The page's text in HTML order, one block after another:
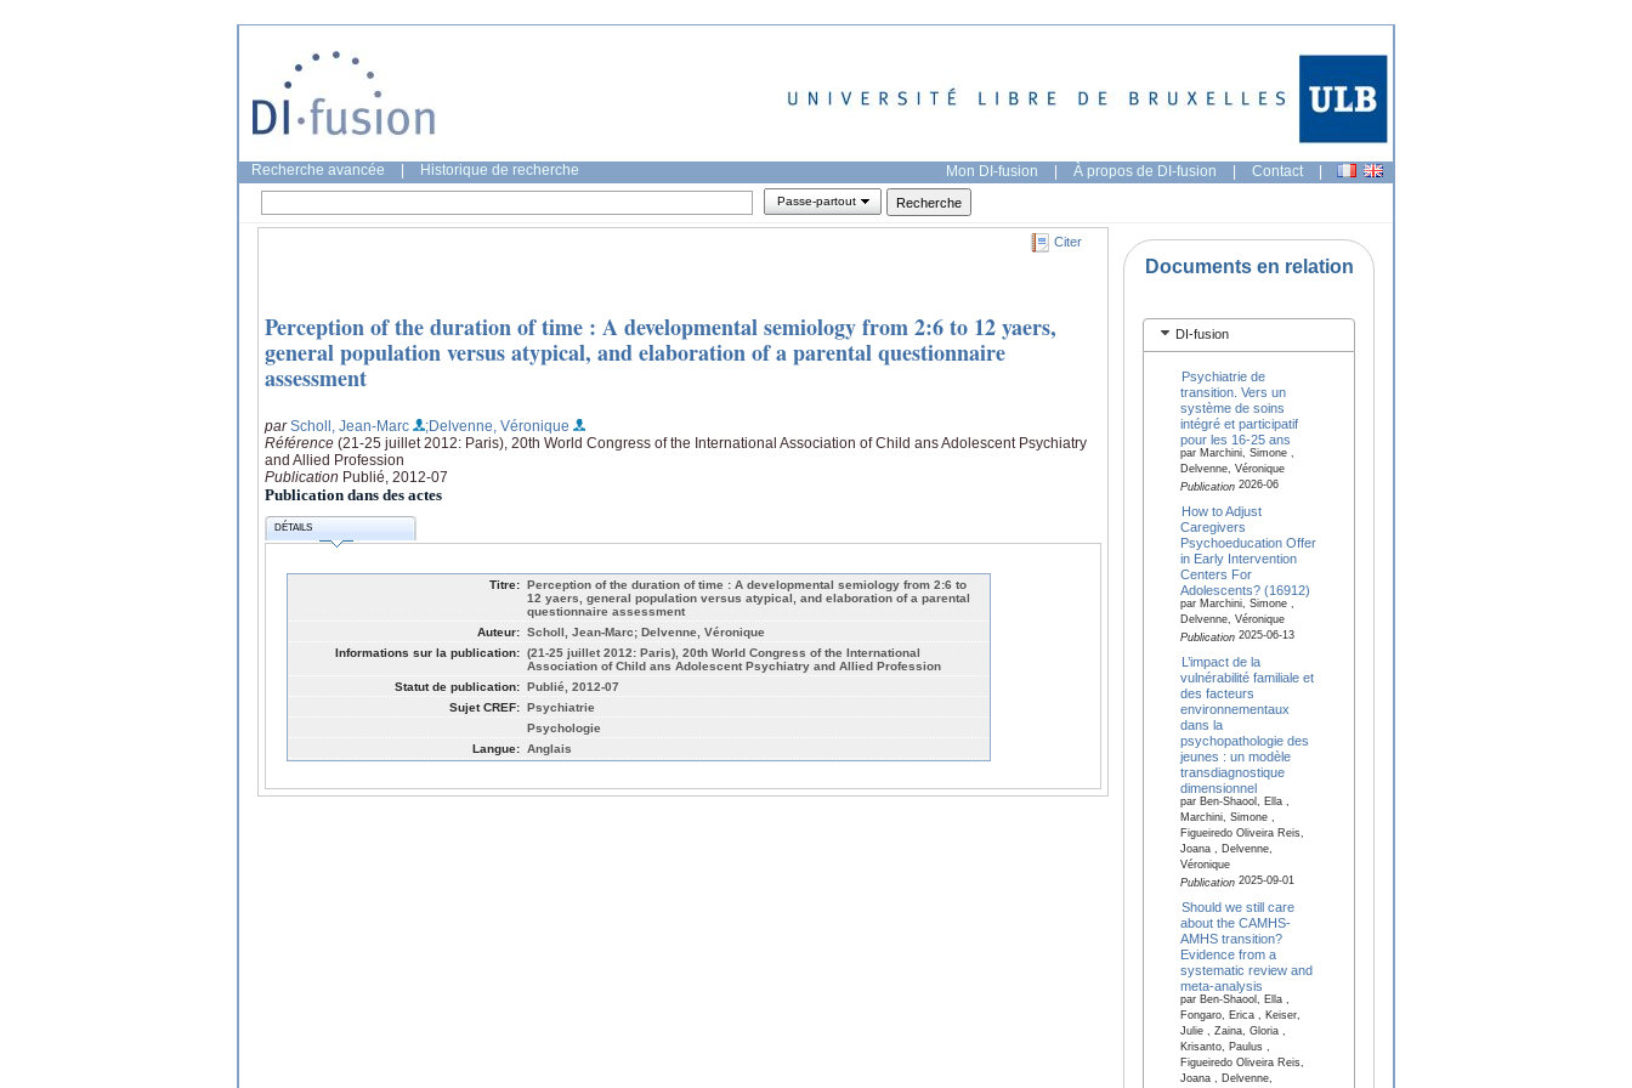
Recherche avancée Historique de recherche Mon DI-fusion | À propos de DI-fusion | Contact |
Passe-partout
Citer
Perception of the duration of time : A developmental semiology from 2:6 to 12 yaers,
general population versus atypical, and elaboration of a parental questionnaire
assessment
parScholl, Jean-Marc
;Delvenne, Véronique
Référence (21-25 juillet 2012: Paris), 20th World Congress of the International Association of Child ans Adolescent Psychiatry
and Allied Profession
Publication Publié, 2012-07
Publication dans des actes
DÉTAILS
Titre: Perception of the duration of time : A developmental semiology from 2:6 to
12 yaers, general population versus atypical, and elaboration of a parental
questionnaire assessment
Auteur: Scholl, Jean-Marc; Delvenne, Véronique
Informations sur la publication: (21-25 juillet 2012: Paris), 20th World Congress of the International
Association of Child ans Adolescent Psychiatry and Allied Profession
Statut de publication: Publié, 2012-07
Sujet CREF: Psychiatrie
Psychologie
Langue: Anglais
Documents en relation
DI-fusion
Psychiatrie de
transition. Vers un
système de soins
intégré et participatif
pour les 16-25 ans
par Marchini, Simone ,
Delvenne, Véronique
Publication2026-06
How to Adjust
Caregivers
Psychoeducation Offer
in Early Intervention
Centers For
Adolescents? (16912)
par Marchini, Simone ,
Delvenne, Véronique
Publication2025-06-13
L’impact de la
vulnérabilité familiale et
des facteurs
environnementaux
dans la
psychopathologie des
jeunes : un modèle
transdiagnostique
dimensionnel
par Ben-Shaool, Ella ,
Marchini, Simone ,
Figueiredo Oliveira Reis,
Joana , Delvenne,
Véronique
Publication2025-09-01
Should we still care
about the CAMHS-
AMHS transition?
Evidence from a
systematic review and
meta-analysis
par Ben-Shaool, Ella ,
Fongaro, Erica , Keiser,
Julie , Zaina, Gloria ,
Krisanto, Paulus ,
Figueiredo Oliveira Reis,
Joana , Delvenne,